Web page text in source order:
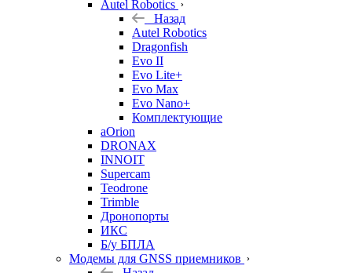
Autel Robotics
Назад
Autel Robotics
Dragonfish
Evo II
Evo Lite+
Evo Max
Evo Nano+
Комплектующие
aOrion
DRONAX
INNOIT
Supercam
Teodrone
Trimble
Дронопорты
ИКС
Б/у БПЛА
Модемы для GNSS приемников